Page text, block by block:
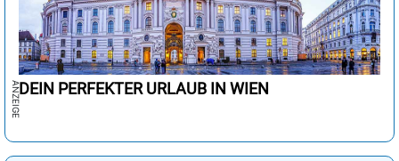
DEIN PERFEKTER URLAUB IN WIEN